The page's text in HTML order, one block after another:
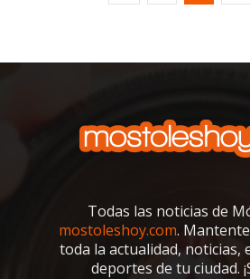
Todas las noticias de
mostoleshoy.com.
toda la actualidad, noticias,
deportes de tu ciudad.